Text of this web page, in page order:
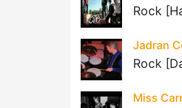
Rock
Jadran
Rock
Miss